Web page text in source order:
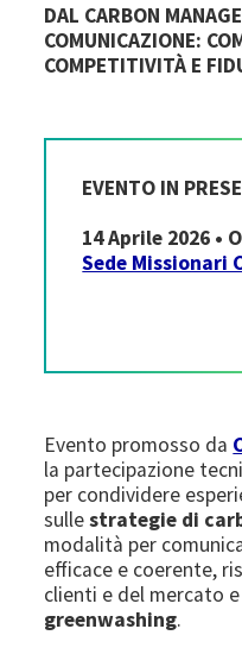
DAL CARBON
COMUNICAZIONE:
COMPETITIVITÀ E
EVENTO IN
14 Aprile 2026 •
Sede Missionari
Evento promosso da
la partecipazione
per condividere
sullestrategie di
modalità per
efficace e coerente,
clienti e del mercato
greenwashing.